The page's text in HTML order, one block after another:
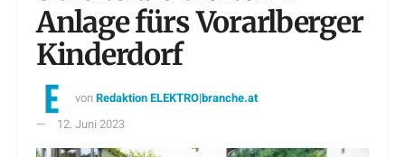
Anlage fürs Vorarlberger
Kinderdorf
vonRedaktion ELEKTRO|branche.at
12. Juni 2023